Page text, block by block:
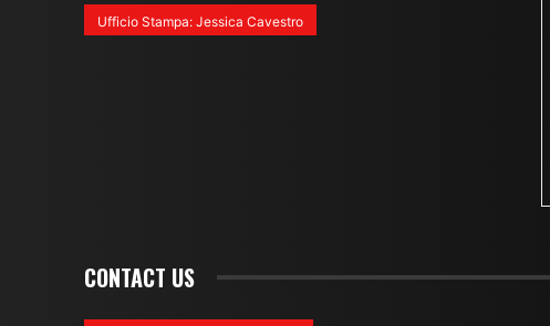
Ufficio Stampa: Jessica Cavestro
CONTACT US